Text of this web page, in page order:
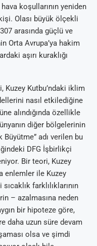
koşullarının yeniden
Olası büyük ölçekli
arasında güçlü ve
Orta Avrupa’ya hakim
aşırı kuraklığı
Kuzey Kutbu’ndaki iklim
nasıl etkilediğine
alındığında özellikle
diğer bölgelerinin
Büyütme” adı verilen bu
DFG İşbirlikçi
Bir teori, Kuzey
enlemler ile Kuzey
farklılıklarının
– azalmasına neden
bir hipoteze göre,
daha uzun süre devam
olsa ve şimdi